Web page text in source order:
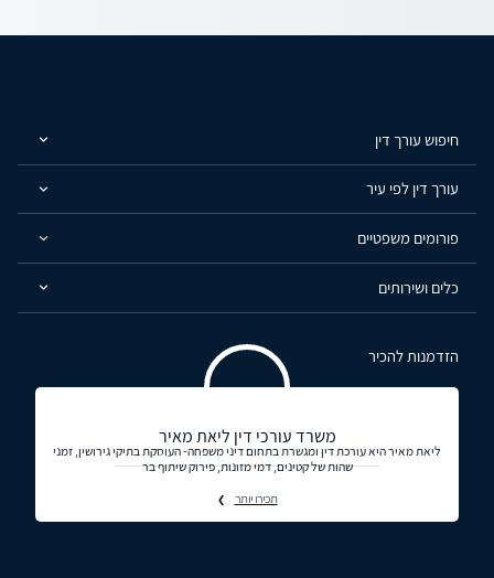
חיפוש עורך דין
עורך דין לפי עיר
פורומים משפטיים
כלים ושירותים
הזדמנות להכיר
משרד עורכי דין ליאת מאיר
ליאת מאיר היא עורכת דין ומגשרת בתחום דיני משפחה- העוסקת בתיקי גירושין, זמני
שהות של קטינים, דמי מזונות, פירוק שיתוף בר
תכירו יותר